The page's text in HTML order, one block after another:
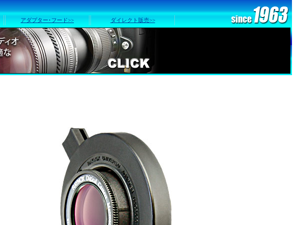
アダプター･フード>> ダイレクト販売>>